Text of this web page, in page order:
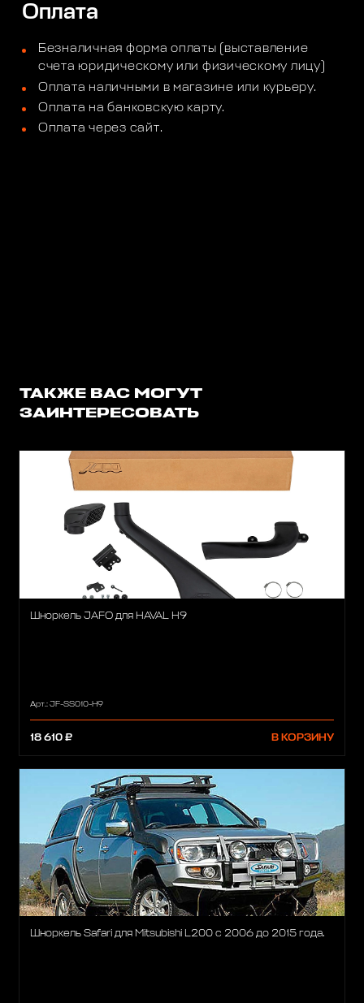
Оплата
Безналичная форма оплаты (выставление
счета юридическому или физическому лицу)
Оплата наличными в магазине или курьеру.
Оплата на банковскую карту.
Оплата через сайт.
ТАКЖЕ ВАС МОГУТ
ЗАИНТЕРЕСОВАТЬ
Шноркель JAFO для HAVAL H9
Арт.: JF-SS010-H9
18 610 ₽ В КОРЗИНУ
Шноркель Safari для Mitsubishi L200 с 2006 до 2015 года.